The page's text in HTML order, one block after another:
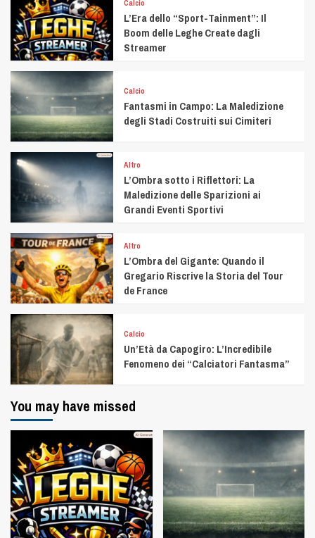
Calcio
L’Era dello “Sport-Tainment”: Il
Boom delle Leghe Create dagli
Streamer
Calcio
Fantasmi in Campo: La Maledizione
degli Stadi Costruiti sui Cimiteri
Altro
L’Ombra sotto i Riflettori: La
Maledizione delle Sparizioni ai
Grandi Eventi Sportivi
Altro
L’Ombra del Gigante: Quando il
Gregario Riscrive la Storia del Tour
de France
Calcio
Un’Età da Capogiro: L’Incredibile
Fenomeno dei “Calciatori Fantasma”
You may have missed